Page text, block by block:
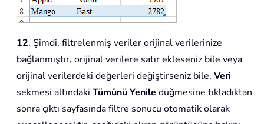
12. Şimdi, filtrelenmiş veriler orijinal verilerinize
bağlanmıştır, orijinal verilere satır ekleseniz bile veya
orijinal verilerdeki değerleri değiştirseniz bile, Veri
sekmesi altındaki Tümünü Yenile düğmesine tıkladıktan
sonra çıktı sayfasında filtre sonucu otomatik olarak